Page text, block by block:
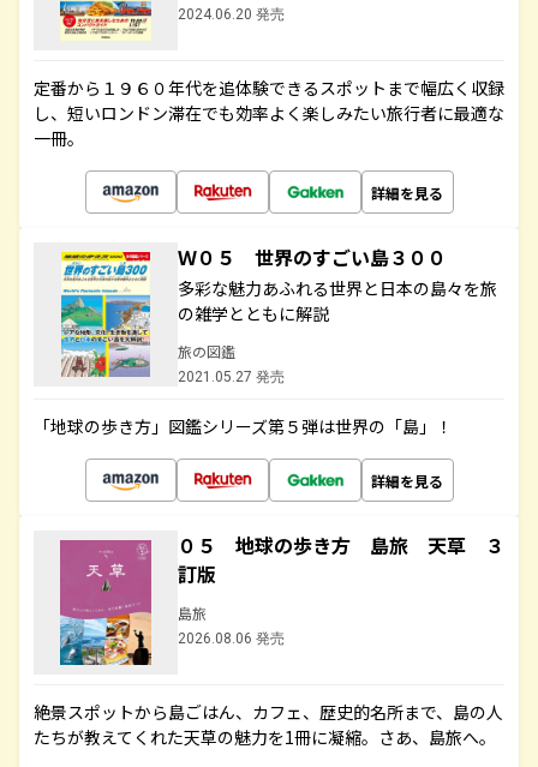
2024.06.20 発売
定番から１９６０年代を追体験できるスポットまで幅広く収録
し、短いロンドン滞在でも効率よく楽しみたい旅行者に最適な
一冊。
詳細を見る
Ｗ０５ 世界のすごい島３００
多彩な魅力あふれる世界と日本の島々を旅
の雑学とともに解説
旅の図鑑
2021.05.27 発売
「地球の歩き方」図鑑シリーズ第５弾は世界の「島」！
詳細を見る
０５ 地球の歩き方 島旅 天草 ３
訂版
島旅
2026.08.06 発売
絶景スポットから島ごはん、カフェ、歴史的名所まで、島の人
たちが教えてくれた天草の魅力を1冊に凝縮。さあ、島旅へ。